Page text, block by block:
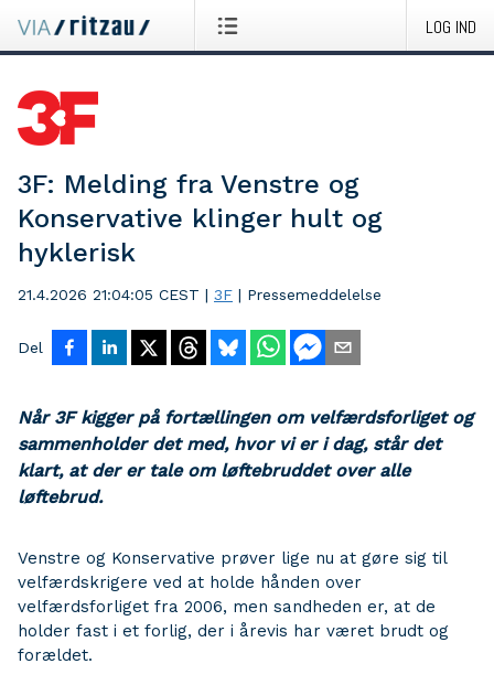
LOG IND
3F: Melding fra Venstre og
Konservative klinger hult og
hyklerisk
21.4.2026 21:04:05 CEST | 3F | Pressemeddelelse
Del
Når 3F kigger på fortællingen om velfærdsforliget og
sammenholder det med, hvor vi er i dag, står det
klart, at der er tale om løftebruddet over alle
løftebrud.
Venstre og Konservative prøver lige nu at gøre sig til
velfærdskrigere ved at holde hånden over
velfærdsforliget fra 2006, men sandheden er, at de
holder fast i et forlig, der i årevis har været brudt og
forældet.